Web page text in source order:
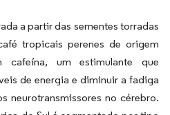
a partir das sementes torradas
tropicais perenes de origem
um estimulante que
de energia e diminuir a fadiga
neurotransmissores no cérebro.